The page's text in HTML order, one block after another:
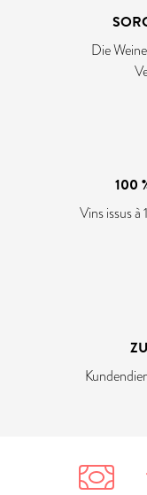
Die
100
Vins issus